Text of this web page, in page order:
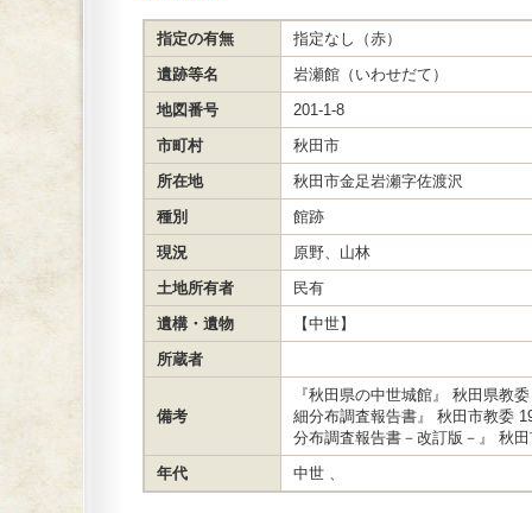
指定の有無
指定なし（赤）
遺跡等名
岩瀬館（いわせだて）
地図番号
201-1-8
市町村
秋田市
所在地
秋田市金足岩瀬字佐渡沢
種別
館跡
現況
原野、山林
土地所有者
民有
遺構・遺物
【中世】
所蔵者
備考
『秋田県の中世城館』 秋田県教
細分布調査報告書』 秋田市教委
分布調査報告書－改訂版－』 秋
年代
中世 、